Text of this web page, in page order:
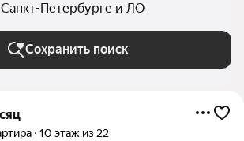
Петербурге и ЛО
Сохранить поиск
10 этаж из 22